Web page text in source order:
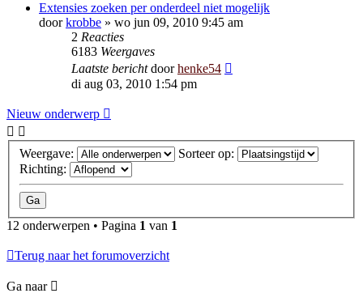
Extensies zoeken per onderdeel niet mogelijk
doorkrobbe » wo jun 09, 2010 9:45 am
2 Reacties
6183 Weergaves
Laatste berichtdoorhenke54
di aug 03, 2010 1:54 pm
Nieuw onderwerp
Weergave:
Sorteer op:
Richting:
12 onderwerpen • Pagina 1 van 1
Terug naar het forumoverzicht
Ga naar